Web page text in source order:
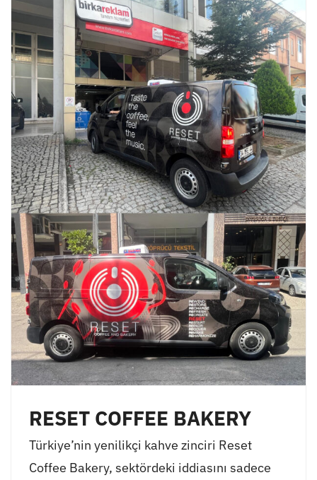
RESET COFFEE BAKERY
Türkiye’nin yenilikçi kahve zinciri Reset
Coffee Bakery, sektördeki iddiasını sadece